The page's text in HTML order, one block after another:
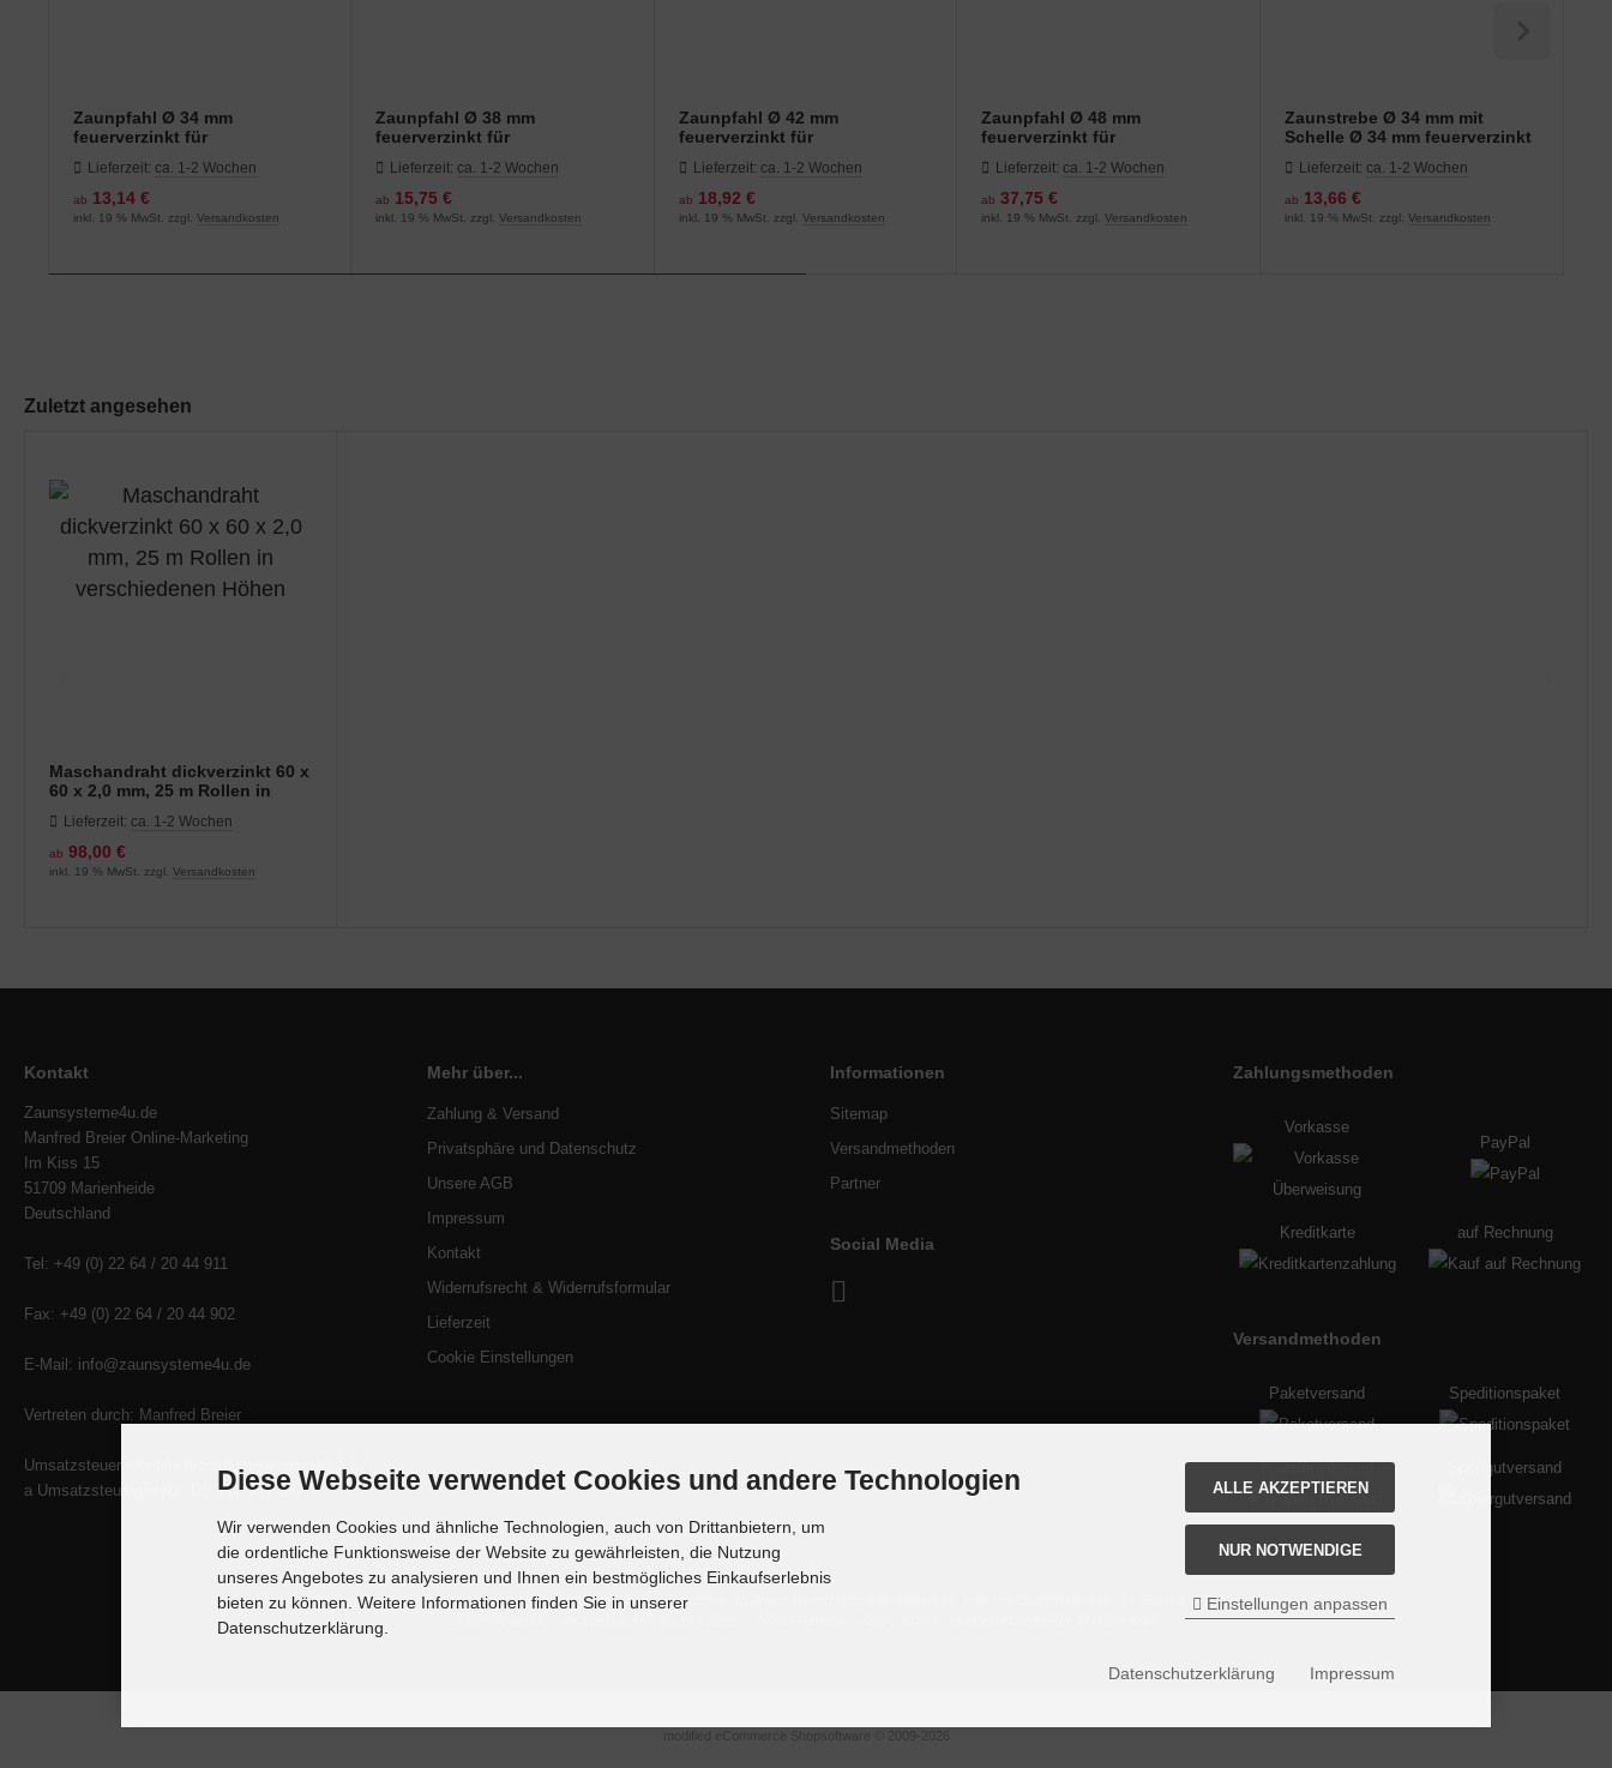
Zaunpfahl Ø 34 mm
feuerverzinkt für
Lieferzeit: ca. 1-2 Wochen
ab 13,14 €
inkl. 19 % MwSt. zzgl. Versandkosten
Zaunpfahl Ø 38 mm
feuerverzinkt für
Lieferzeit: ca. 1-2 Wochen
ab 15,75 €
inkl. 19 % MwSt. zzgl.Versandkosten
Zaunpfahl Ø 42 mm
feuerverzinkt für
Lieferzeit: ca. 1-2 Wochen
ab 18,92 €
inkl. 19 % MwSt. zzgl. Versandkosten
Zaunpfahl Ø 48 mm
feuerverzinkt für
Lieferzeit: ca. 1-2 Wochen
ab 37,75 €
inkl. 19 % MwSt. zzgl.Versandkosten
Zaunstrebe Ø 34 mm mit
Schelle Ø 34 mm feuerverzinkt
Lieferzeit: ca. 1-2 Wochen
ab 13,66 €
inkl. 19 % MwSt. zzgl. Versandkosten
Zuletzt angesehen
Maschandraht dickverzinkt 60 x
60 x 2,0 mm, 25 m Rollen in
Lieferzeit: ca. 1-2 Wochen
ab 98,00 €
inkl. 19 % MwSt. zzgl. Versandkosten
Kontakt
Zaunsysteme4u.de
Manfred Breier Online-Marketing
Im Kiss 15
51709 Marienheide
Deutschland
Tel: +49 (0) 22 64 / 20 44 911
Fax: +49 (0) 22 64 / 20 44 902
E-Mail: info@zaunsysteme4u.de
Vertreten durch: Manfred Breier
Umsatzsteuer-Identifikationsnummer gemäß § 27
a Umsatzsteuergesetz: DE 270 932 290
Mehr über...
Zahlung & Versand
Privatsphäre und Datenschutz
Unsere AGB
Impressum
Kontakt
Widerrufsrecht & Widerrufsformular
Lieferzeit
Cookie Einstellungen
Informationen
Sitemap
Versandmethoden
Partner
Social Media
Zahlungsmethoden
Vorkasse
PayPal
Kreditkarte auf Rechnung
Versandmethoden
Paketversand Speditionspaket
Palettenversand Sperrgutversand
Alle Preise inkl. gesetzl. MwSt. zzgl.Versandkosten . Die durchgestrichenen Preise entsprechen dem bisherigen Preis bei Zaunsysteme4u - Ihr Spezialist für Zaunsysteme.
ified eCommerce Shopsoftware © 2009-2026
Diese Webseite verwendet Cookies und andere Technologien
Wir verwenden Cookies und ähnliche Technologien, auch von Drittanbietern, um
die ordentliche Funktionsweise der Website zu gewährleisten, die Nutzung
unseres Angebotes zu analysieren und Ihnen ein bestmögliches Einkaufserlebnis
bieten zu können. Weitere Informationen finden Sie in unserer
Datenschutzerklärung.
ALLE AKZEPTIEREN
NUR NOTWENDIGE
Einstellungen anpassen
Datenschutzerklärung Impressum